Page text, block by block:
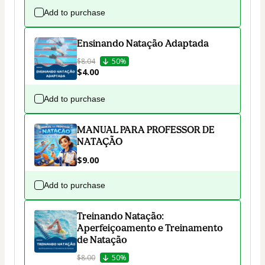
Add to purchase
Ensinando Natação Adaptada
$8.04 50%
$4.00
Add to purchase
MANUAL PARA PROFESSOR DE
NATAÇÃO
$9.00
Add to purchase
Treinando Natação:
Aperfeiçoamento e Treinamento
de Natação
$8.00 50%